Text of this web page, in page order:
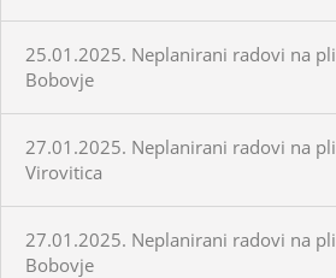
25.01.2025. Neplanirani radovi na
Bobovje
27.01.2025. Neplanirani radovi na
Virovitica
27.01.2025. Neplanirani radovi na
Bobovje